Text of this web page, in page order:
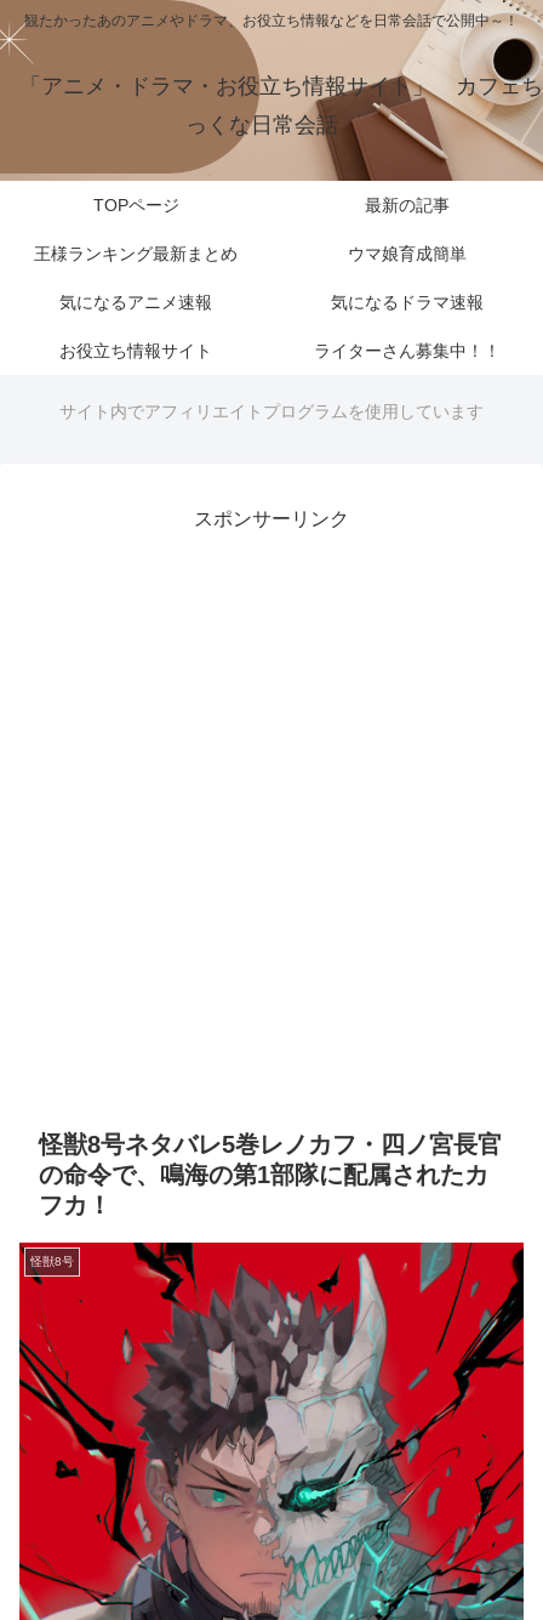
観たかったあのアニメやドラマ、お役立ち情報などを日常会話で公開中～！
「アニメ・ドラマ・お役立ち情報サイト」 カフェち
っくな日常会話
TOPページ 最新の記事
王様ランキング最新まとめ ウマ娘育成簡単
気になるアニメ速報 気になるドラマ速報
お役立ち情報サイト ライターさん募集中！！
サイト内でアフィリエイトプログラムを使用しています
スポンサーリンク
怪獣8号ネタバレ5巻レノカフ・四ノ宮長官
の命令で、鳴海の第1部隊に配属されたカ
フカ！
怪獣8号